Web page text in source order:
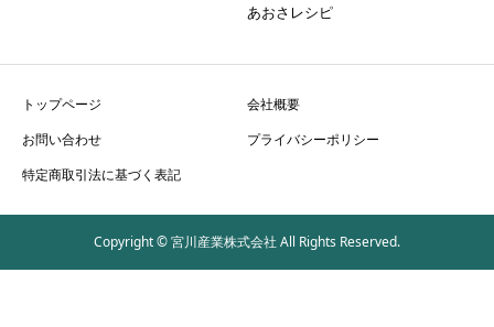
あおさレシピ
トップページ
会社概要
お問い合わせ
プライバシーポリシー
特定商取引法に基づく表記
Copyright © 宮川産業株式会社 All Rights Reserved.